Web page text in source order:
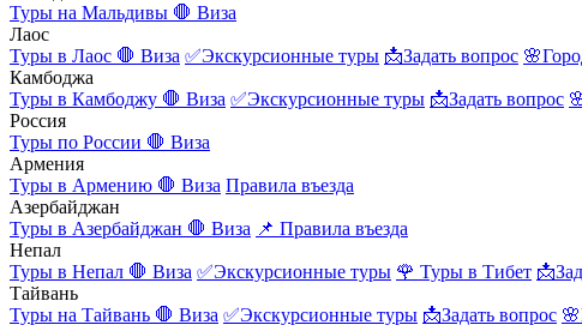
Туры на Мальдивы 🛑 Виза
Лаос
Туры в Лаос 🛑 Виза ✅Экскурсионные туры 📩Задать вопрос
Камбоджа
Туры в Камбоджу 🛑 Виза ✅Экскурсионные туры 📩Задать вопрос
Россия
Туры по России 🛑 Виза
Армения
Туры в Армению 🛑 Виза Правила въезда
Азербайджан
Туры в Азербайджан 🛑 Виза 📌 Правила въезда
Непал
Туры в Непал 🛑 Виза ✅Экскурсионные туры 🌹 Туры в Тибет
Тайвань
Туры на Тайвань 🛑 Виза ✅Экскурсионные туры 📩Задать вопрос